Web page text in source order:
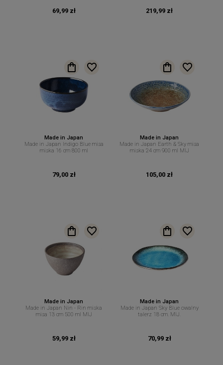
69,99 zł 219,99 zł
Made in Japan
Made in Japan Indigo Blue misa
miska 16 cm 800 ml
79,00 zł
Made in Japan
Made in Japan Earth & Sky misa
miska 24 cm 900 ml MIJ
105,00 zł
Made in Japan
Made in Japan Nin - Rin miska
misa 13 cm 500 ml MIJ
59,99 zł
Made in Japan
Made in Japan Sky Blue owalny
talerz 18 cm. MIJ.
70,99 zł